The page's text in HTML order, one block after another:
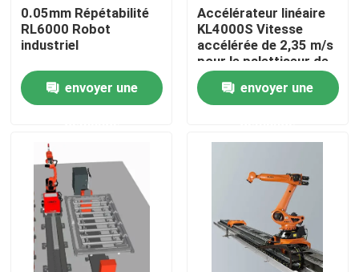
À propos de nous
Nous contacter
Nouvelles
Les affaires
0.05mm Répétabilité
RL6000 Robot
industriel
envoyer une
Accélérateur linéaire
KL4000S Vitesse
accélérée de 2,35 m/s
pour le palettiseur de
soudage
envoyer une